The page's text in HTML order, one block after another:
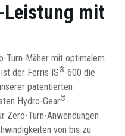
Leistung mit
Turn-Mäher mit optimalem
der Ferris IS® 600 die
patentierten
Hydro-Gear®-
Zero-Turn-Anwendungen
von bis zu